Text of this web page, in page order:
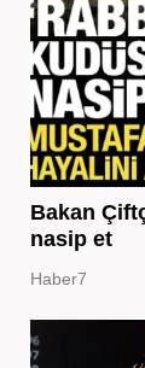
Bakan
nasip et
Haber7